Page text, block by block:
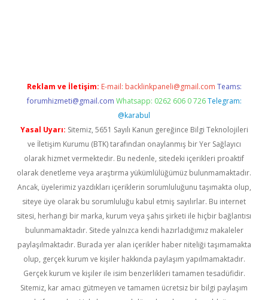
Reklam ve İletişim: E-mail: backlinkpaneli@gmail.com Teams:
forumhizmeti@gmail.com Whatsapp: 0262 606 0 726 Telegram:
@karabul
Yasal Uyarı: Sitemiz, 5651 Sayılı Kanun gereğince Bilgi Teknolojileri
ve İletişim Kurumu (BTK) tarafından onaylanmış bir Yer Sağlayıcı
olarak hizmet vermektedir. Bu nedenle, sitedeki içerikleri proaktif
olarak denetleme veya araştırma yükümlülüğümüz bulunmamaktadır.
Ancak, üyelerimiz yazdıkları içeriklerin sorumluluğunu taşımakta olup,
siteye üye olarak bu sorumluluğu kabul etmiş sayılırlar. Bu internet
sitesi, herhangi bir marka, kurum veya şahıs şirketi ile hiçbir bağlantısı
bulunmamaktadır. Sitede yalnızca kendi hazırladığımız makaleler
paylaşılmaktadır. Burada yer alan içerikler haber niteliği taşımamakta
olup, gerçek kurum ve kişiler hakkında paylaşım yapılmamaktadır.
Gerçek kurum ve kişiler ile isim benzerlikleri tamamen tesadüfidir.
Sitemiz, kar amacı gütmeyen ve tamamen ücretsiz bir bilgi paylaşım